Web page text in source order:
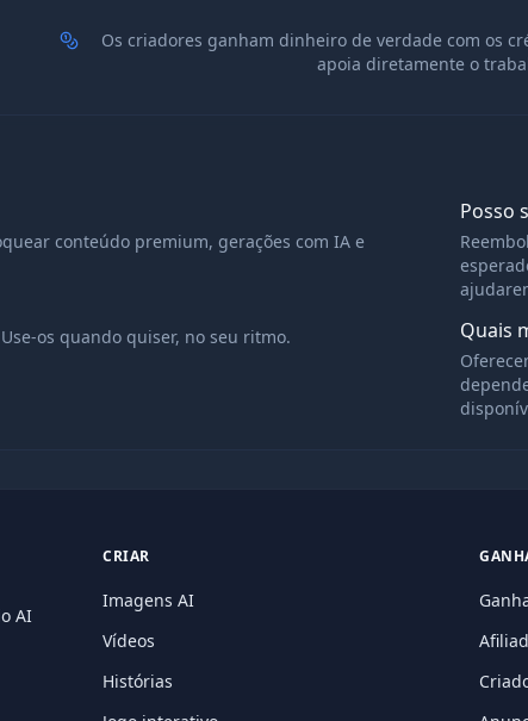
Os criadores ganham dinheiro de verdade com os
apoia diretamente o
conteúdo premium, gerações com IA e
os quando quiser, no seu ritmo.
Posso
Quais
AI
CRIAR
Imagens AI
Vídeos
Histórias